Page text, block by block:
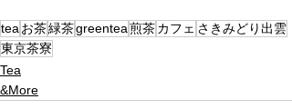
tea お茶緑茶greentea煎茶カフェ さきみどり出雲
東京茶寮
Tea
&More